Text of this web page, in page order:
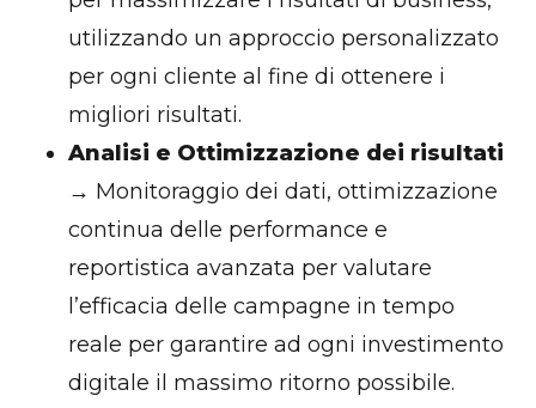
utilizzando un approccio personalizzato
per ogni cliente al fine di ottenere i
migliori risultati.
Analisi e Ottimizzazione dei risultati
→ Monitoraggio dei dati, ottimizzazione
continua delle performance e
reportistica avanzata per valutare
l’efficacia delle campagne in tempo
reale per garantire ad ogni investimento
digitale il massimo ritorno possibile.